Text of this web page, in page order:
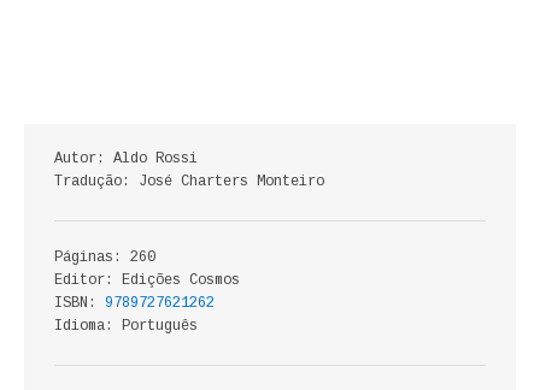
ECONOMIA, GESTÃO, CONTABILIDADE
ENSINO
ANÁLISE DA ACÇÃO EDUCATIVA
COLEÇÃO PONTO DE INTERROGAÇÃO
Autor: Aldo Rossi
Tradução: José Charters Monteiro
Páginas: 260
Editor: Edições Cosmos
ISBN: 9789727621262
Idioma: Português